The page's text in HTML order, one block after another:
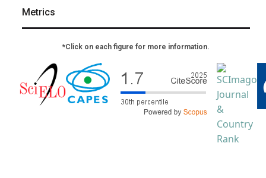
Metrics
*Click on each figure for more information.